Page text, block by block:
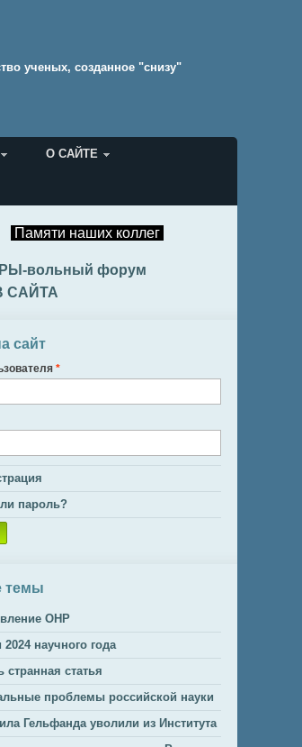
ученых, созданное "снизу"
О САЙТЕ
Памяти наших коллег
вольный форум
САЙТА
сайт
*
пароль?
темы
ОНР
2024 научного года
странная статья
проблемы российской науки
Гельфанда уволили из Института